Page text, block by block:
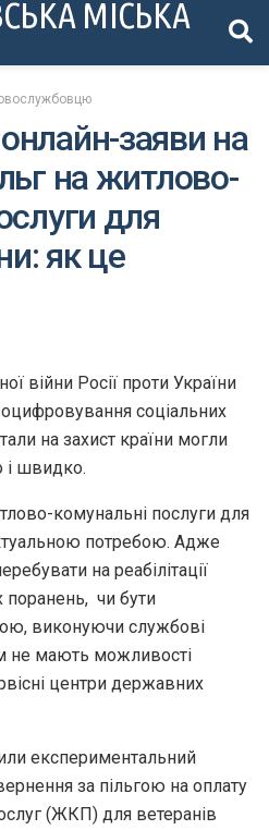
МІСЬКА
заяви на
на житлово-
для
як це
війни Росії проти України
соціальних
на захист країни могли
і швидко.
комунальні послуги для
потребою. Адже
на реабілітації
поранень, чи бути
виконуючи службові
не мають можливості
центри державних
експериментальний
за пільгою на оплату
(ЖКП) для ветеранів